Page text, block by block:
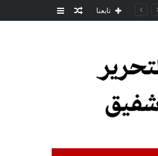
عمودمقال تابعنا